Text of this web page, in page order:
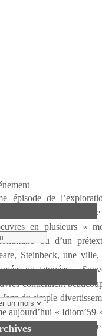
épisode de
: les « Suites ». Sous
en plusieurs «
ou d’un
Steinbeck, une
ou tatouées…
contiennent
du simple
aujourd’hui « Idiom’59
du Casse-